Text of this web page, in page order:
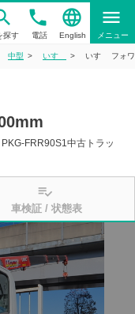
探す
phone
電話
language
English
menu
メニュー
中型 いすゞ いすゞ フォ
FRR90S1中古トラッ
playlist_add_check
車検証 / 状態表